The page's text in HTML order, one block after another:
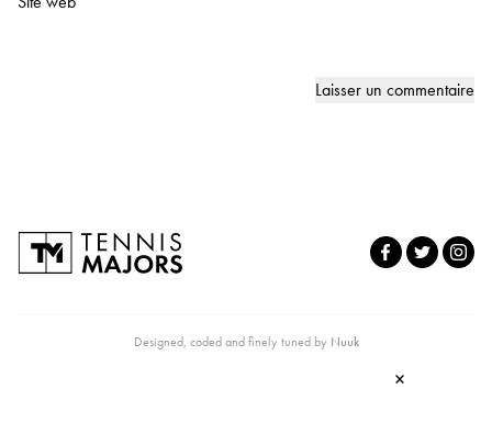
Designed, coded and finely tuned by Nuuk
×